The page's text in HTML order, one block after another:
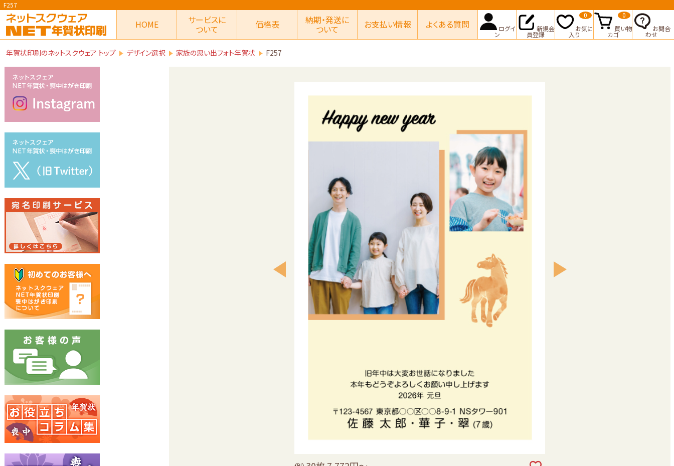
F257
HOME サービスに
ついて 価格表 納期・発送に
ついて お支払い情報 よくある質問 ログイ
ン
新規会
員登録
お気に
入り
0
買い物
カゴ
0
お問合
わせ
年賀状印刷のネットスクウェア トップ デザイン選択 家族の思い出フォト年賀状 F257